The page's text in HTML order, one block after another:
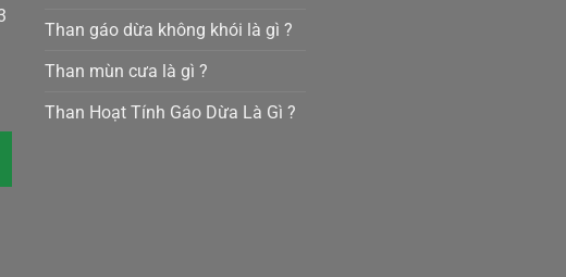
Than gáo dừa không khói là gì ?
Than mùn cưa là gì ?
Than Hoạt Tính Gáo Dừa Là Gì ?